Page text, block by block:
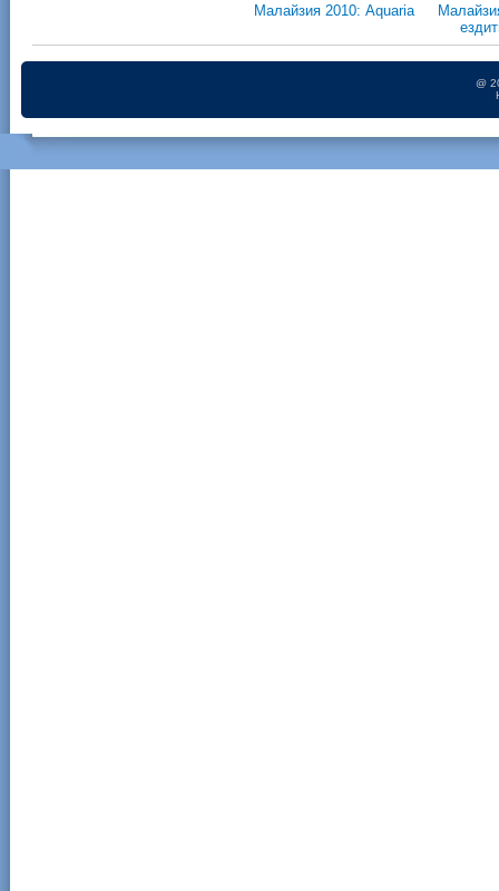
Малайзия 2010: Aquaria
@